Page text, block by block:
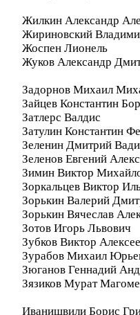
Жилкин Александр
Жириновский
Жоспен Лионель
Жуков Александр
Задорнов Михаил
Зайцев Константин
Затлерс Валдис
Затулин Константин
Зеленин Дмитрий
Зеленов Евгений
Зимин Виктор
Зоркальцев Виктор
Зорькин Валерий
Зорькин Вячеслав
Зотов Игорь Львович
Зубков Виктор
Зурабов Михаил
Зюганов Геннадий
Зязиков Мурат
Иванишвили Борис